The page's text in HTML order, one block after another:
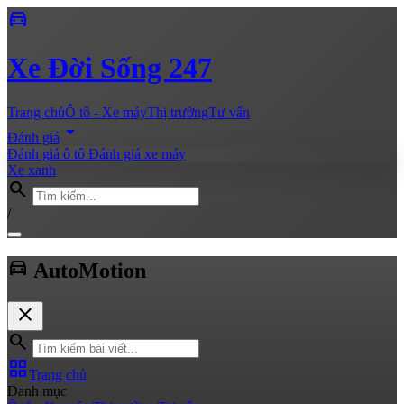
directions_car
Xe Đời Sống 247
Trang chủÔ tô - Xe máyThị trườngTư vấn
Đánh giá arrow_drop_down
Đánh giá ô tô Đánh giá xe máy
Xe xanh
search
/
directions_car AutoMotion
close
search
grid_viewTrang chủ
Danh mục